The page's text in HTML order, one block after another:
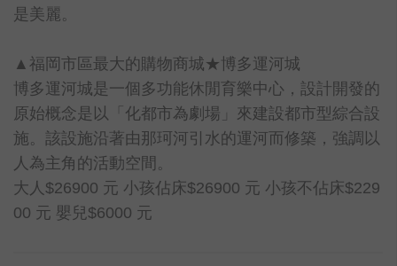
是美麗。
▲福岡市區最大的購物商城★博多運河城
博多運河城是一個多功能休閒育樂中心，設計開發的
原始概念是以「化都市為劇場」來建設都市型綜合設
施。該設施沿著由那珂河引水的運河而修築，強調以
人為主角的活動空間。
大人$26900 元 小孩佔床$26900 元 小孩不佔床$229
00 元 嬰兒$6000 元